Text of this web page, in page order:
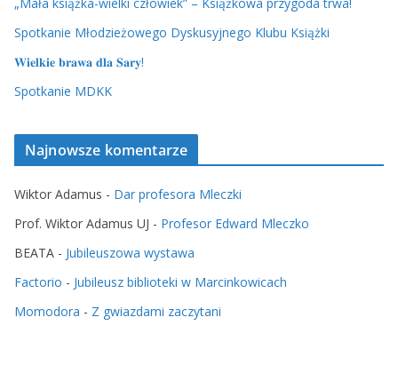
Spotkanie Młodzieżowego Dyskusyjnego Klubu Książki
𝐖𝐢𝐞𝐥𝐤𝐢𝐞 𝐛𝐫𝐚𝐰𝐚 𝐝𝐥𝐚 𝐒𝐚𝐫𝐲!
Spotkanie MDKK
Najnowsze komentarze
Wiktor Adamus - Dar profesora Mleczki
Prof. Wiktor Adamus UJ - Profesor Edward Mleczko
BEATA - Jubileuszowa wystawa
Factorio - Jubileusz biblioteki w Marcinkowicach
Momodora - Z gwiazdami zaczytani